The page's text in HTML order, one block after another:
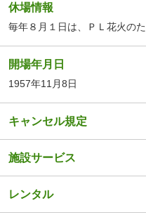
休場情報
毎年８月１日は、ＰＬ花火のた
開場年月日
1957年11月8日
キャンセル規定
施設サービス
レンタル